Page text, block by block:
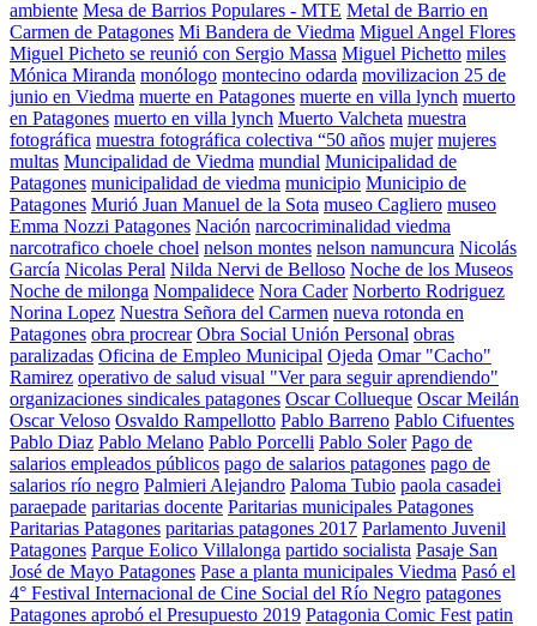
ambiente Mesa de Barrios Populares - MTE Metal de Barrio en
Carmen de Patagones Mi Bandera de Viedma Miguel Angel Flores
Miguel Picheto se reunió con Sergio Massa Miguel Pichetto miles
Mónica Miranda monólogo montecino odarda movilizacion 25 de
junio en Viedma muerte en Patagones muerte en villa lynch muerto
en Patagones muerto en villa lynch Muerto Valcheta muestra
fotográfica muestra fotográfica colectiva “50 años mujer mujeres
multas Muncipalidad de Viedma mundial Municipalidad de
Patagones municipalidad de viedma municipio Municipio de
Patagones Murió Juan Manuel de la Sota museo Cagliero museo
Emma Nozzi Patagones Nación narcocriminalidad viedma
narcotrafico choele choel nelson montes nelson namuncura Nicolás
García Nicolas Peral Nilda Nervi de Belloso Noche de los Museos
Noche de milonga Nompalidece Nora Cader Norberto Rodriguez
Norina Lopez Nuestra Señora del Carmen nueva rotonda en
Patagones obra procrear Obra Social Unión Personal obras
paralizadas Oficina de Empleo Municipal Ojeda Omar "Cacho"
Ramirez operativo de salud visual "Ver para seguir aprendiendo"
organizaciones sindicales patagones Oscar Collueque Oscar Meilán
Oscar Veloso Osvaldo Rampellotto Pablo Barreno Pablo Cifuentes
Pablo Diaz Pablo Melano Pablo Porcelli Pablo Soler Pago de
salarios empleados públicos pago de salarios patagones pago de
salarios río negro Palmieri Alejandro Paloma Tubio paola casadei
paraepade paritarias docente Paritarias municipales Patagones
Paritarias Patagones paritarias patagones 2017 Parlamento Juvenil
Patagones Parque Eolico Villalonga partido socialista Pasaje San
José de Mayo Patagones Pase a planta municipales Viedma Pasó el
4° Festival Internacional de Cine Social del Río Negro patagones
Patagones aprobó el Presupuesto 2019 Patagonia Comic Fest patin